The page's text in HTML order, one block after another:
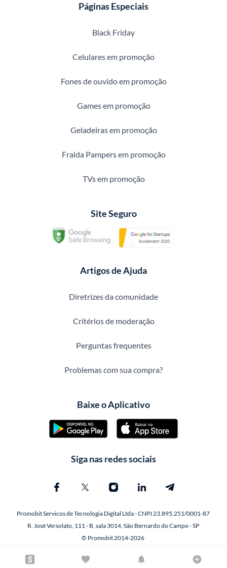
Páginas Especiais
Black Friday
Celulares em promoção
Fones de ouvido em promoção
Games em promoção
Geladeiras em promoção
Fralda Pampers em promoção
TVs em promoção
Site Seguro
Artigos de Ajuda
Diretrizes da comunidade
Critérios de moderação
Perguntas frequentes
Problemas com sua compra?
Baixe o Aplicativo
Siga nas redes sociais
Promobit Servicos de Tecnologia Digital Ltda - CNPJ 23.895.251/0001-87
R. José Versolato, 111 - B, sala 3014, São Bernardo do Campo - SP
© Promobit 2014-2026